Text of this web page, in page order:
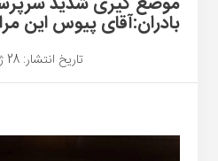
بادران:آقای پیوس این
تاریخ انتشار: 28 ژوئن 2021